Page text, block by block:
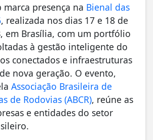
presença na Bienal das
, realizada nos dias 17 e 18 de
em Brasília, com um portfólio
à gestão inteligente do
conectados e infraestruturas
nova geração. O evento,
Associação Brasileira de
de Rodovias (ABCR), reúne as
e entidades do setor